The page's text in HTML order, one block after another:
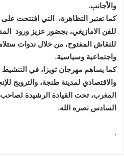
ا
والأجانب.
كما تعتبر التظاهرة، التي افتتحت
للفن الامازيغي، بجضور عزيز ورود
للنقاش المفتوح، من خلال ندوات
واجتماعية وسياسية.
كما يساهم مهرجان ثويزا، في التنشيط
والاقتصادي لمدينة طنجة، والترويج
المغرب، تحت القيادة الرشيدة لصاحب
السادس نصره الله.
.